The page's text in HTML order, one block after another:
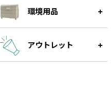
エコル
手作り感のある暖かな風合いで
す。
環境用品
アウトレット